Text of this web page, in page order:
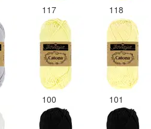
117 118
100 101